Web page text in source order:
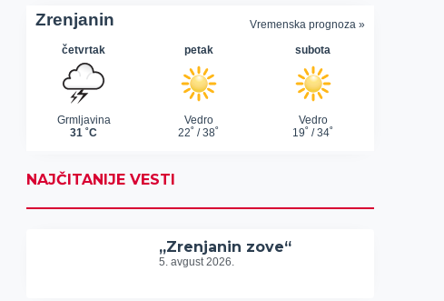
NAJČITANIJE VESTI
„Zrenjanin zove“
5. avgust 2026.